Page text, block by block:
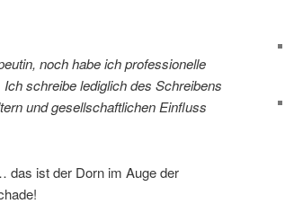
noch habe ich professionelle
schreibe lediglich des Schreibens
und gesellschaftlichen Einfluss
das ist der Dorn im Auge der